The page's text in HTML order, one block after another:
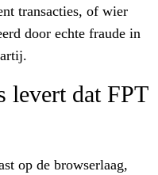
transacties, of wier
door echte fraude in
levert dat FPT
op de browserlaag,